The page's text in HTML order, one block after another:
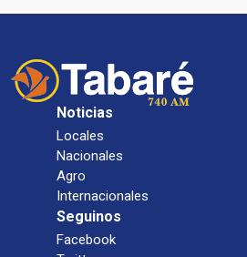
Noticias
Locales
Nacionales
Agro
Internacionales
Seguinos
Facebook